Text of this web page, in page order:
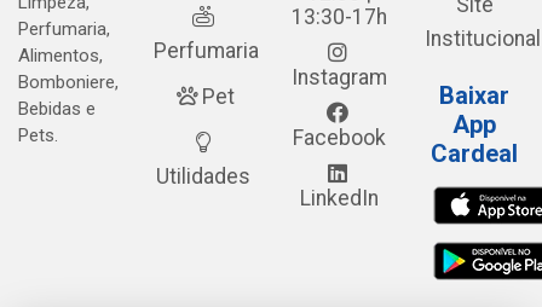
Perfumaria,
Alimentos,
Bomboniere,
Bebidas e
Pets.
Perfumaria
Pet
Utilidades
13:30-17h
Instagram
Facebook
LinkedIn
Site
Institucional
Baixar
App
Cardeal